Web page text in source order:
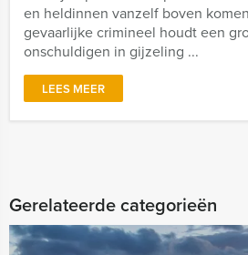
en heldinnen vanzelf boven
gevaarlijke crimineel houdt een
onschuldigen in gijzeling ...
LEES MEER
Gerelateerde categorieën